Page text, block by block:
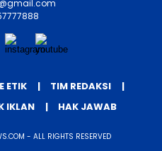
ETIK
TIM REDAKSI
IKLAN HAK JAWAB
- ALL RIGHTS RESERVED